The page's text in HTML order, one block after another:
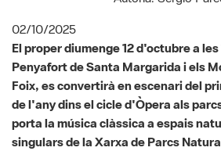
Penyafort de Santa Margarida i els
Foix, es convertirà en escenari del
de l'any dins el cicle d'Òpera als
porta la música clàssica a espais
singulars de la Xarxa de Parcs
soprano Isabella Gaudí i el baríton
intèrprets de l'òpera, d'accés
Berta Brull al piano i guiats per Miquel